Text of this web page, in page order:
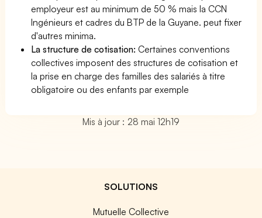
employeur est au minimum de 50 % mais la CCN
Ingénieurs et cadres du BTP de la Guyane. peut fixer
d'autres minima.
La structure de cotisation: Certaines conventions
collectives imposent des structures de cotisation et
la prise en charge des familles des salariés à titre
obligatoire ou des enfants par exemple
Mis à jour : 28 mai 12h19
SOLUTIONS
Mutuelle Collective